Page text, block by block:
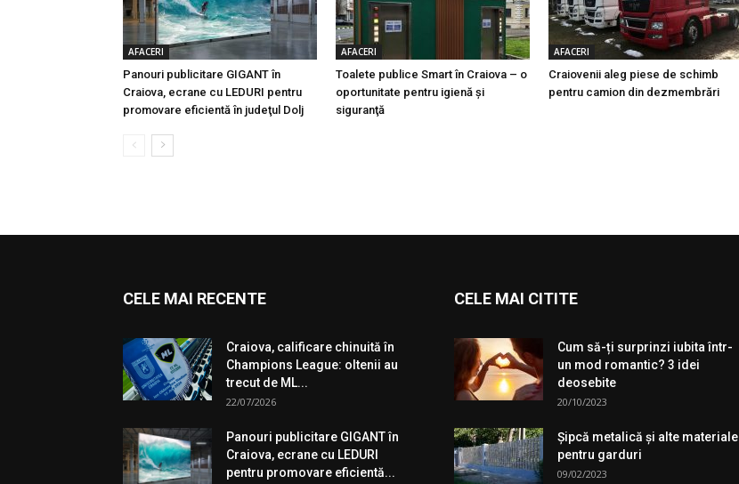
AFACERI
Panouri publicitare GIGANT în
Craiova, ecrane cu LEDURI pentru
promovare eficientă în judeţul Dolj
AFACERI
Toalete publice Smart în Craiova – o
oportunitate pentru igienă şi
siguranţă
AFACERI
Craiovenii aleg piese de schimb
pentru camion din dezmembrări
CELE MAI RECENTE
Craiova, calificare chinuită în
Champions League: oltenii au
trecut de ML...
22/07/2026
Panouri publicitare GIGANT în
Craiova, ecrane cu LEDURI
pentru promovare eficientă...
CELE MAI CITITE
Cum să-ți surprinzi iubita într-
un mod romantic? 3 idei
deosebite
20/10/2023
Şipcă metalică şi alte materiale
pentru garduri
09/02/2023